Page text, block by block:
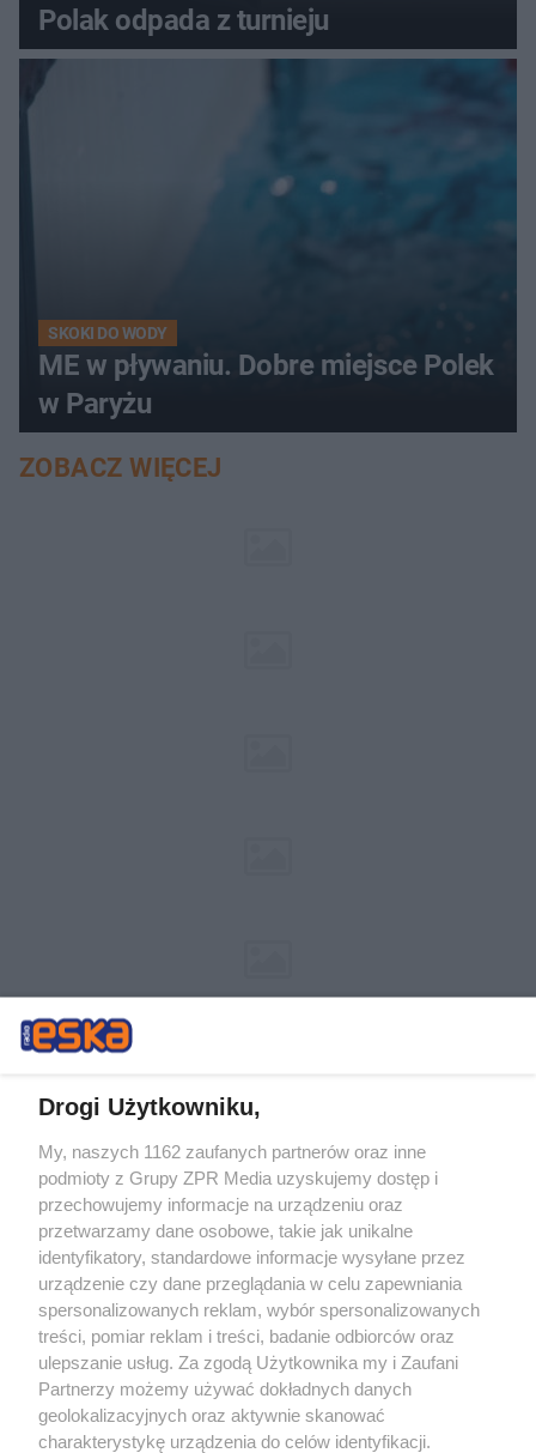
Polak odpada z turnieju
SKOKI DO WODY
ME w pływaniu. Dobre miejsce Polek
w Paryżu
ZOBACZ WIĘCEJ
Żaden utwór zamieszczony w serwisie nie może być powielany i
rozpowszechniany lub dalej rozpowszechniany w jakikolwiek sposób (w
tym także elektroniczny lub mechaniczny) na jakimkolwiek polu
eksploatacji w jakiejkolwiek formie, włącznie z umieszczaniem w
Internecie bez pisemnej zgody właściciela praw. Jakiekolwiek użycie lub
wykorzystanie utworów w całości lub w części z naruszeniem prawa,
tzn. bez właściwej zgody, jest zabronione pod groźbą kary i może być
ścigane prawnie.
Drogi Użytkowniku,
My, naszych 1162 zaufanych partnerów oraz inne
podmioty z Grupy ZPR Media uzyskujemy dostęp i
przechowujemy informacje na urządzeniu oraz
przetwarzamy dane osobowe, takie jak unikalne
identyfikatory, standardowe informacje wysyłane przez
urządzenie czy dane przeglądania w celu zapewniania
spersonalizowanych reklam, wybór spersonalizowanych
treści, pomiar reklam i treści, badanie odbiorców oraz
ulepszanie usług. Za zgodą Użytkownika my i Zaufani
Partnerzy możemy używać dokładnych danych
geolokalizacyjnych oraz aktywnie skanować
charakterystykę urządzenia do celów identyfikacji.